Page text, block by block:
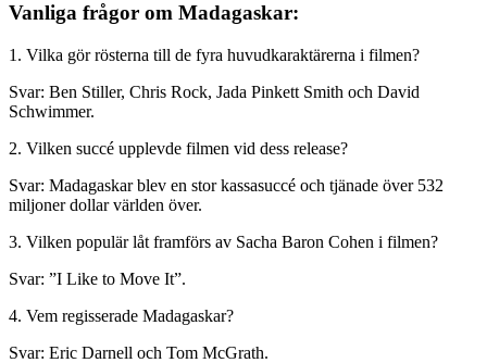
Vanliga frågor om Madagaskar:
1. Vilka gör rösterna till de fyra huvudkaraktärerna i filmen?
Svar: Ben Stiller, Chris Rock, Jada Pinkett Smith och David
Schwimmer.
2. Vilken succé upplevde filmen vid dess release?
Svar: Madagaskar blev en stor kassasuccé och tjänade över 532
miljoner dollar världen över.
3. Vilken populär låt framförs av Sacha Baron Cohen i filmen?
Svar: ”I Like to Move It”.
4. Vem regisserade Madagaskar?
Svar: Eric Darnell och Tom McGrath.